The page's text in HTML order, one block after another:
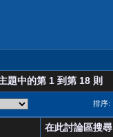
題中的第 1 到第 18 則
排序:
在此討論區搜尋